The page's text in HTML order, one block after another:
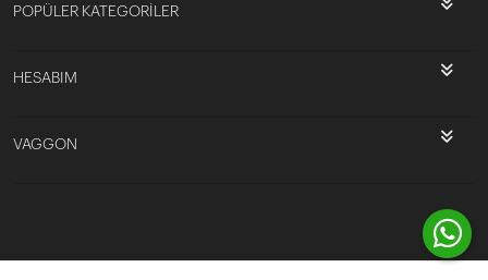
POPÜLER KATEGORİLER
HESABIM
VAGGON